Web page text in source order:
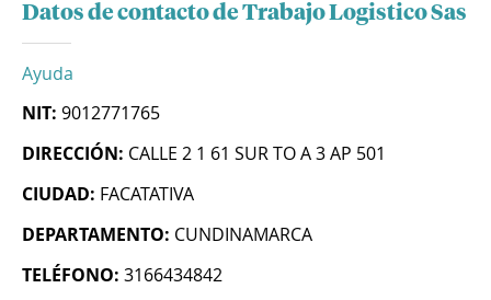
Datos de contacto de Trabajo Logistico Sas
Ayuda
NIT: 9012771765
DIRECCIÓN: CALLE 2 1 61 SUR TO A 3 AP 501
CIUDAD: FACATATIVA
DEPARTAMENTO: CUNDINAMARCA
TELÉFONO: 3166434842